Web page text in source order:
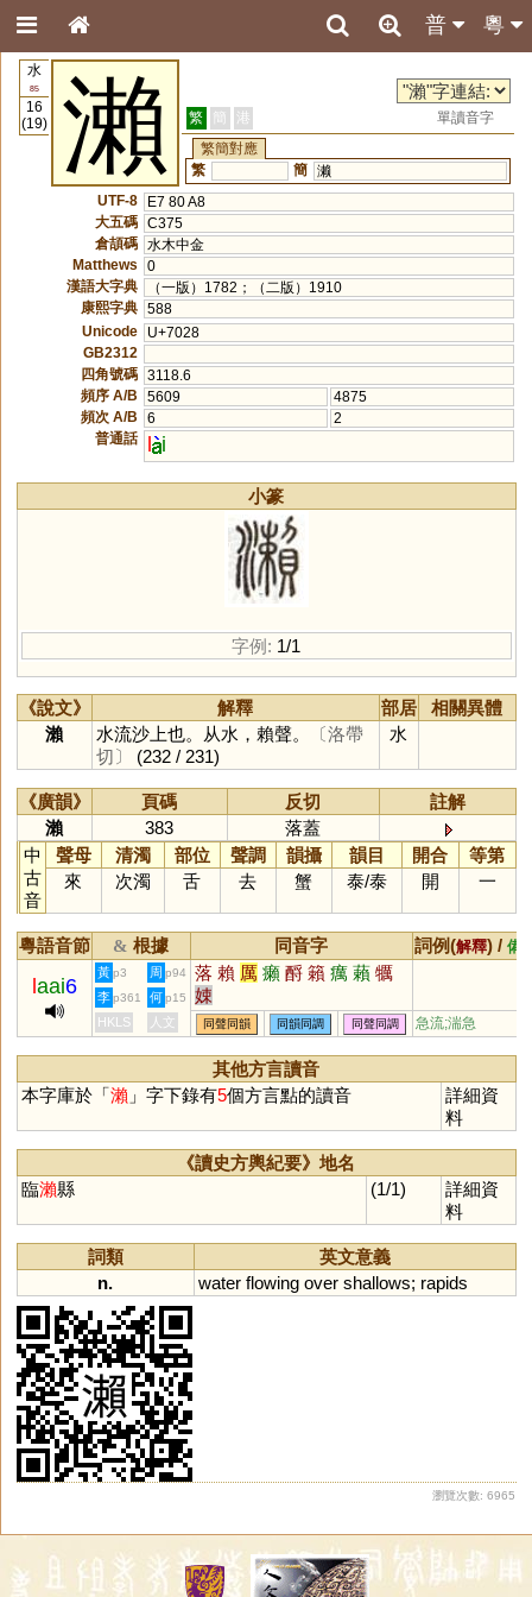
粵
普
水
85
16
(19)
瀨 繁 簡 港
單讀音字
繁簡對應
繁
簡 濑
UTF-8
E7 80 A8
大五碼 C375
倉頡碼 水木中金
Matthews
0
漢語大字典
（一版）1782；（二版）1910
康熙字典 588
Unicode
U+7028
GB2312
四角號碼 3118.6
頻序 A/B
5609
4875
頻次 A/B
6
2
普通話
l i
小篆
字例: 1/1
《說文》 解釋 部居
相關異體
瀨
水流沙上也。从水，賴聲。
〔洛帶
切〕
(232 / 231)
水
《廣韻》 頁碼 反切
註解
瀨
383
落蓋
中
古
音
聲母 清濁 部位 聲調 韻攝 韻目 開合
等第
來
次濁 舌 去 蟹 泰/泰 開 一
粵語音節 & 根據 同音字 詞例(解釋) / 備
aai6
黃 p3 周 p94 落 賴 厲 癩 酹 籟 癘 藾 犡
娕
李 p361 何 p15
HKLS 人文 同聲同韻 同韻同調 同聲同調 急流;湍急
其他方言讀音
本字庫於「瀨 」字下錄有5個方言點的讀音
詳細資
料
《讀史方輿紀要》地名
臨瀨縣 (1/1)
詳細資
料
詞類
英文意義
n.
water flowing over shallows; rapids
瀏覽次數: 6965